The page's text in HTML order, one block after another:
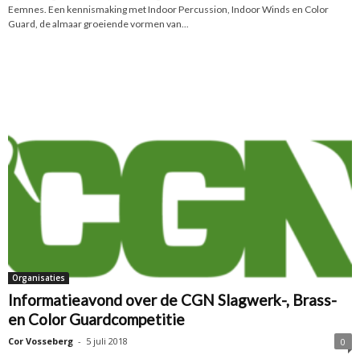
Eemnes. Een kennismaking met Indoor Percussion, Indoor Winds en Color
Guard, de almaar groeiende vormen van...
Organisaties
Informatieavond over de CGN Slagwerk-, Brass-
en Color Guardcompetitie
Cor Vosseberg - 5 juli 2018
0